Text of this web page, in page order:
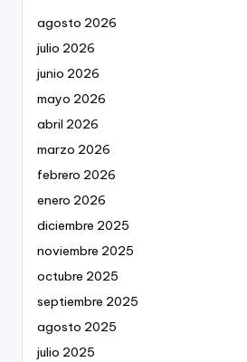
agosto 2026
julio 2026
junio 2026
mayo 2026
abril 2026
marzo 2026
febrero 2026
enero 2026
diciembre 2025
noviembre 2025
octubre 2025
septiembre 2025
agosto 2025
julio 2025